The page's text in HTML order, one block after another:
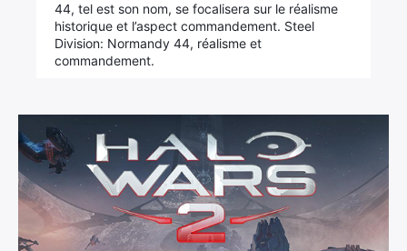
44, tel est son nom, se focalisera sur le réalisme
historique et l’aspect commandement. Steel
Division: Normandy 44, réalisme et
commandement.